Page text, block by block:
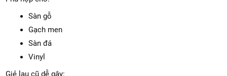
Microfiber mềm mại
Khả năng thấm hút cao
Bền bỉ
Không gây trầy xước mặt sàn
Phù hợp cho: